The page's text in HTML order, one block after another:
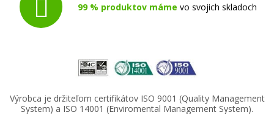
99 % produktov máme vo svojich skladoch
Výrobca je držiteľom certifikátov ISO 9001 (Quality Management
System) a ISO 14001 (Enviromental Management System).